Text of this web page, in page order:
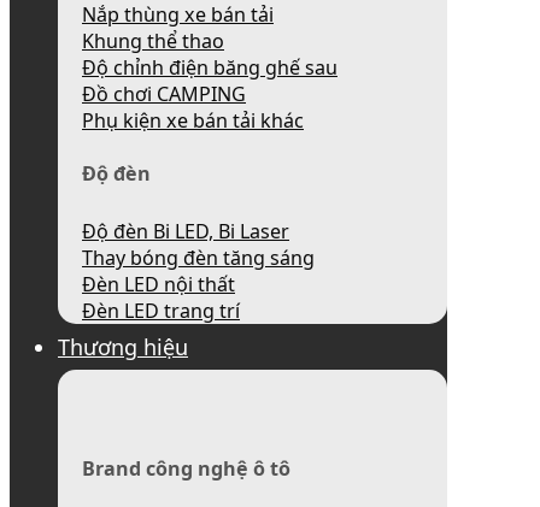
Nắp thùng xe bán tải
Khung thể thao
Độ chỉnh điện băng ghế sau
Đồ chơi CAMPING
Phụ kiện xe bán tải khác
Độ đèn
Độ đèn Bi LED, Bi Laser
Thay bóng đèn tăng sáng
Đèn LED nội thất
Đèn LED trang trí
Thương hiệu
Brand công nghệ ô tô